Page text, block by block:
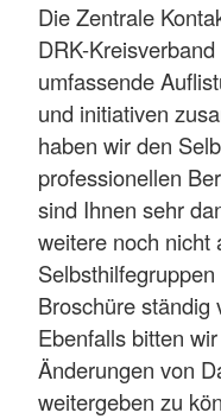
Die Zentrale
DRK-
umfassende
und initiativen
haben wir den
professionellen
sind Ihnen sehr
weitere noch nicht
Broschüre ständig
Ebenfalls bitten
Änderungen von
weitergeben zu